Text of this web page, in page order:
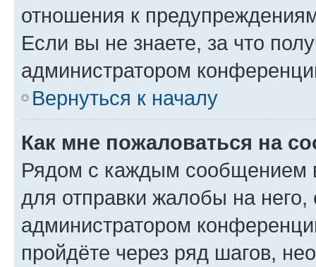
отношения к
Если вы не знаете, за что
администратором
Вернуться к началу
Как мне пожаловаться на
Рядом с каждым сообщением
для отправки жалобы на
администратором
пройдёте через ряд шагов,